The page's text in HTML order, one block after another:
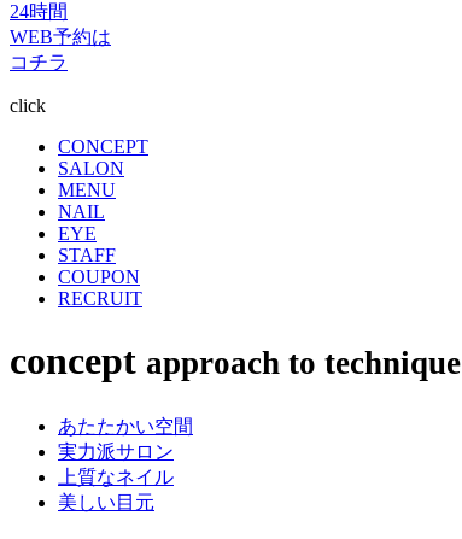
24時間
WEB予約は
コチラ
click
CONCEPT
SALON
MENU
NAIL
EYE
STAFF
COUPON
RECRUIT
concept approach to technique
あたたかい空間
実力派サロン
上質なネイル
美しい目元